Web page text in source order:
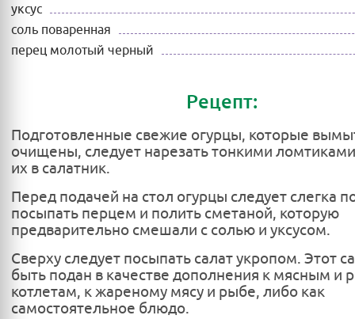
уксус
соль поваренная
перец молотый черный
Рецепт:
Подготовленные свежие огурцы, которые
очищены, следует нарезать тонкими
их в салатник.
Перед подачей на стол огурцы следует слегка
посыпать перцем и полить сметаной, которую
предварительно смешали с солью и уксусом.
Сверху следует посыпать салат укропом. Этот
быть подан в качестве дополнения к мясным и
котлетам, к жареному мясу и рыбе, либо как
самостоятельное блюдо.